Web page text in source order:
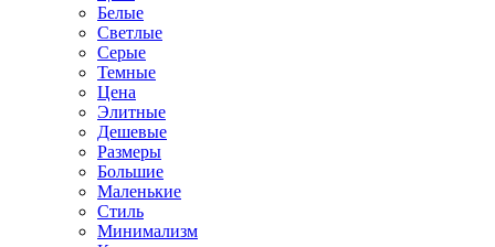
Белые
Светлые
Серые
Темные
Цена
Элитные
Дешевые
Размеры
Большие
Маленькие
Стиль
Минимализм